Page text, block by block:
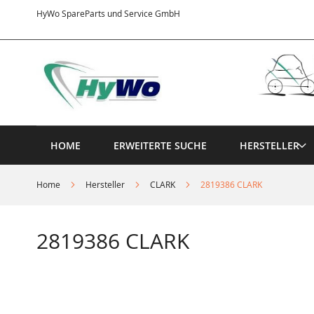
HyWo SpareParts und Service GmbH
Inhalt
HOME ERWEITERTE SUCHE HERSTELLER
Home Hersteller CLARK 2819386 CLARK
2819386 CLARK